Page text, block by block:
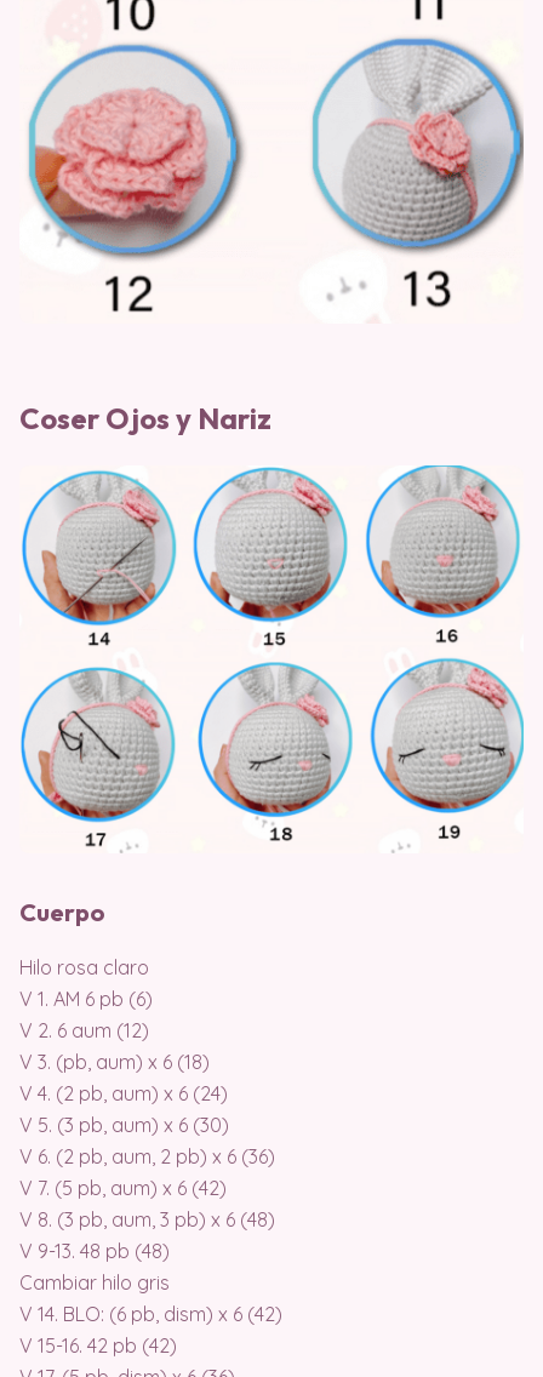
Coser Ojos y Nariz
Cuerpo
Hilo rosa claro
V 1. AM 6 pb (6)
V 2. 6 aum (12)
V 3. (pb, aum) x 6 (18)
V 4. (2 pb, aum) x 6 (24)
V 5. (3 pb, aum) x 6 (30)
V 6. (2 pb, aum, 2 pb) x 6 (36)
V 7. (5 pb, aum) x 6 (42)
V 8. (3 pb, aum, 3 pb) x 6 (48)
V 9-13. 48 pb (48)
Cambiar hilo gris
V 14. BLO: (6 pb, dism) x 6 (42)
V 15-16. 42 pb (42)